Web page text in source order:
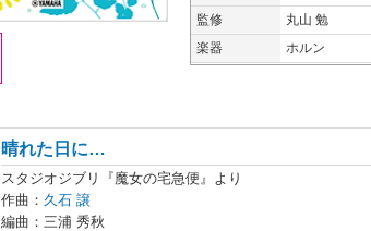
監修
丸山 勉
楽器
ホルン
晴れた日に…
スタジオジブリ『魔女の宅急便』より
作曲： 久石 譲
編曲：三浦 秀秋